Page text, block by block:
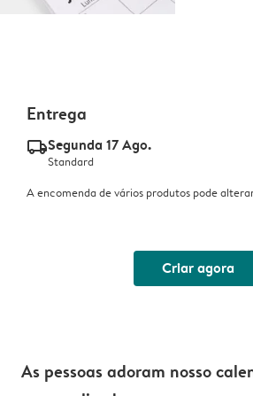
Entrega
delivery_standard_v2Segunda 17 Ago.
Standard
A encomenda de vários produtos pode
Criar agora
As pessoas adoram nosso